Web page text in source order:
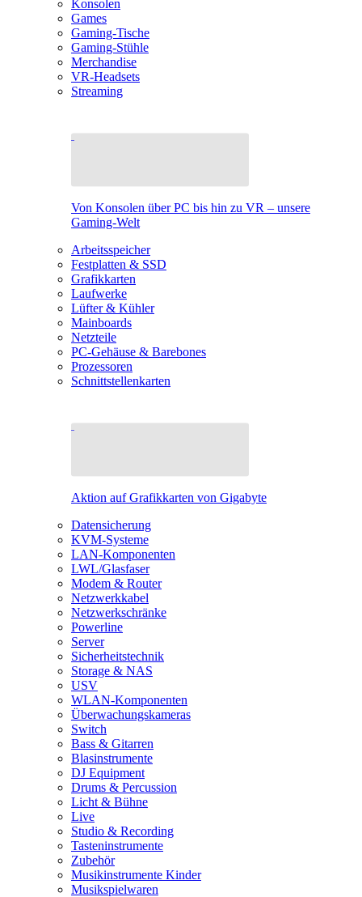
Konsolen
Games
Gaming-Tische
Gaming-Stühle
Merchandise
VR-Headsets
Streaming
Von Konsolen über PC bis hin zu VR – unsere
Gaming-Welt
Arbeitsspeicher
Festplatten & SSD
Grafikkarten
Laufwerke
Lüfter & Kühler
Mainboards
Netzteile
PC-Gehäuse & Barebones
Prozessoren
Schnittstellenkarten
Aktion auf Grafikkarten von Gigabyte
Datensicherung
KVM-Systeme
LAN-Komponenten
LWL/Glasfaser
Modem & Router
Netzwerkkabel
Netzwerkschränke
Powerline
Server
Sicherheitstechnik
Storage & NAS
USV
WLAN-Komponenten
Überwachungskameras
Switch
Bass & Gitarren
Blasinstrumente
DJ Equipment
Drums & Percussion
Licht & Bühne
Live
Studio & Recording
Tasteninstrumente
Zubehör
Musikinstrumente Kinder
Musikspielwaren